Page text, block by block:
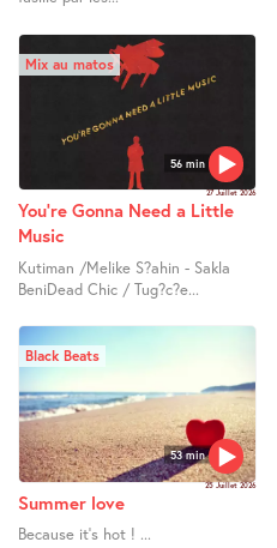
56 min
Mix au matos
27 Juillet 2026
You’re Gonna Need a Little
Music
Kutiman /Melike S?ahin - Sakla
BeniDead Chic / Tug?c?e...
53 min
Black Beats
25 Juillet 2026
Summer love
Because it’s hot ! ...